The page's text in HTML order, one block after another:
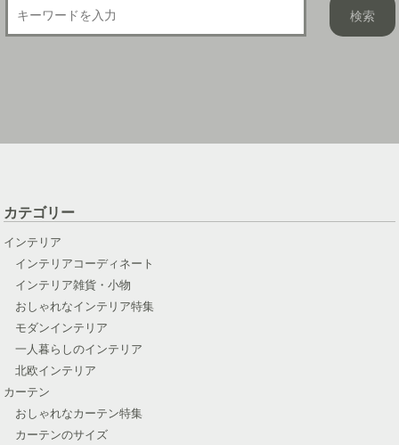
カテゴリー
インテリア
インテリアコーディネート
インテリア雑貨・小物
おしゃれなインテリア特集
モダンインテリア
一人暮らしのインテリア
北欧インテリア
カーテン
おしゃれなカーテン特集
カーテンのサイズ